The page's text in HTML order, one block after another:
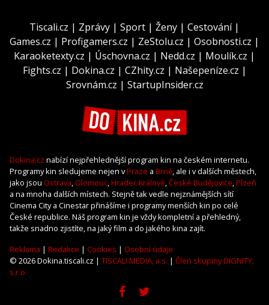
Tiscali.cz | Zprávy | Sport | Ženy | Cestování|
Games.cz | Profigamers.cz | ZeStolu.cz | Osobnosti.cz |
Karaoketexty.cz | Úschovna.cz | Nedd.cz | Moulík.cz |
Fights.cz | Dokina.cz | CZhity.cz | Našepeníze.cz |
Srovnám.cz | StartupInsider.cz
Dokina.cz nabízí nejpřehlednější program kin na českém internetu.
Programy kin sledujeme nejen vPraze a Brně, ale i v dalších městech,
jako jsou Ostrava, Olomouc,Hradec Králové,České Budějovice,Plzeň
a na mnoha dalších místech. Stejně tak vedle nejznámějších sítí
Cinema City a Cinestar přinášíme i programy menších kin po celé
České republice. Náš program kin je vždy kompletní a přehledný,
takže snadno zjistíte, na jaký film a do jakého kina zajít.
Reklama | Redakce | Cookies | Osobní údaje
© 2026 Dokina.tiscali.cz | TISCALI MEDIA, a.s. | Člen skupiny DIGNITY,
s.r.o.